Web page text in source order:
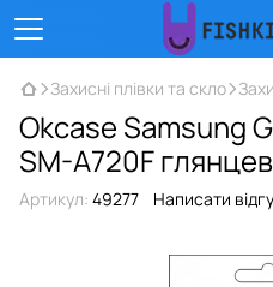
Захисні плівки та скло
Okcase Samsung
SM-A720F
Артикул: 49277 Написати